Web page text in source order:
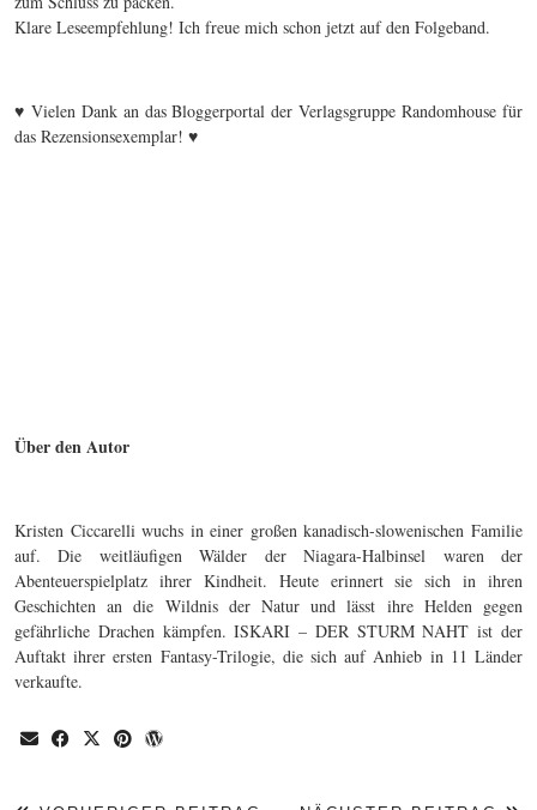
Klare Leseempfehlung! Ich freue mich schon jetzt auf den Folgeband.
♥ Vielen Dank an das Bloggerportal der Verlagsgruppe Randomhouse für
das Rezensionsexemplar! ♥
Über den Autor
Kristen Ciccarelli wuchs in einer großen kanadisch-slowenischen Familie
auf. Die weitläufigen Wälder der Niagara-Halbinsel waren der
Abenteuerspielplatz ihrer Kindheit. Heute erinnert sie sich in ihren
Geschichten an die Wildnis der Natur und lässt ihre Helden gegen
gefährliche Drachen kämpfen. ISKARI – DER STURM NAHT ist der
Auftakt ihrer ersten Fantasy-Trilogie, die sich auf Anhieb in 11 Länder
verkaufte.